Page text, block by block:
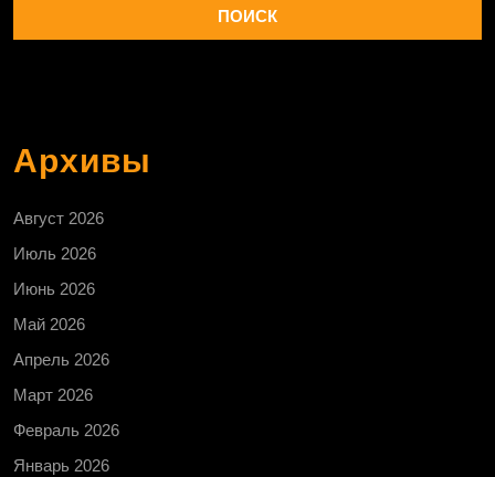
Архивы
Август 2026
Июль 2026
Июнь 2026
Май 2026
Апрель 2026
Март 2026
Февраль 2026
Январь 2026